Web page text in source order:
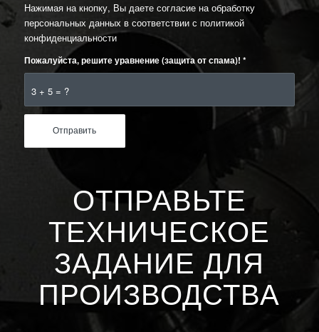
Нажимая на кнопку, Вы даете согласие на обработку
персональных данных в соответствии с политикой
конфиденциальности
3 + 5 = ?
Пожалуйста, решите уравнение (защита от спама)! *
ОТПРАВЬТЕ
ТЕХНИЧЕСКОЕ
ЗАДАНИЕ ДЛЯ
ПРОИЗВОДСТВА